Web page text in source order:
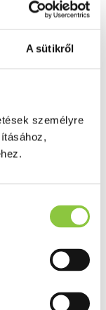
A sütikről
személyre